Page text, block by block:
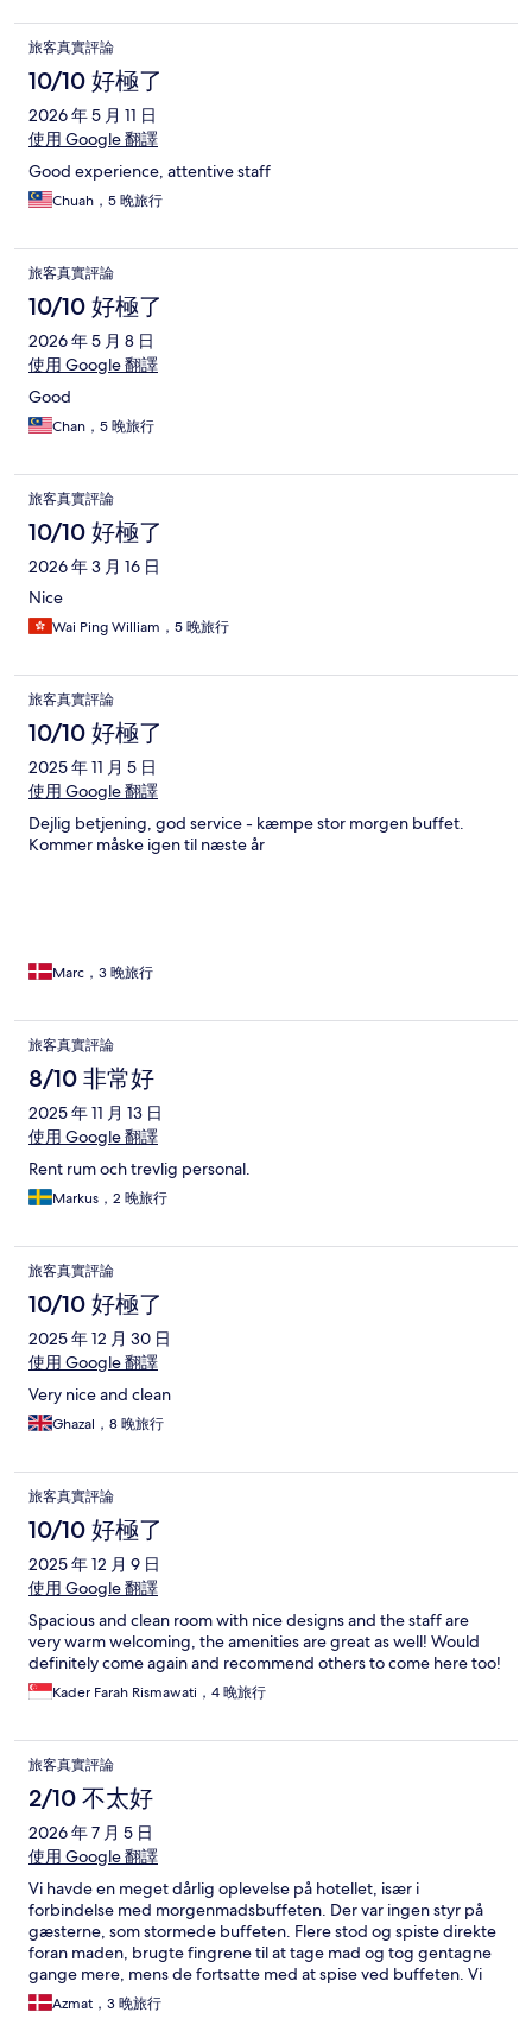
旅客真實評論
10/10 好極了
2026 年 5 月 11 日
使用 Google 翻譯
Good experience, attentive staff
Chuah，5 晚旅行
旅客真實評論
10/10 好極了
2026 年 5 月 8 日
使用 Google 翻譯
Good
Chan，5 晚旅行
旅客真實評論
10/10 好極了
2026 年 3 月 16 日
Nice
Wai Ping William，5 晚旅行
旅客真實評論
10/10 好極了
2025 年 11 月 5 日
使用 Google 翻譯
Dejlig betjening, god service - kæmpe stor morgen buffet.
Kommer måske igen til næste år
Marc，3 晚旅行
旅客真實評論
8/10 非常好
2025 年 11 月 13 日
使用 Google 翻譯
Rent rum och trevlig personal.
Markus，2 晚旅行
旅客真實評論
10/10 好極了
2025 年 12 月 30 日
使用 Google 翻譯
Very nice and clean
Ghazal，8 晚旅行
旅客真實評論
10/10 好極了
2025 年 12 月 9 日
使用 Google 翻譯
Spacious and clean room with nice designs and the staff are
very warm welcoming, the amenities are great as well! Would
definitely come again and recommend others to come here too!
Kader Farah Rismawati，4 晚旅行
旅客真實評論
2/10 不太好
2026 年 7 月 5 日
使用 Google 翻譯
Vi havde en meget dårlig oplevelse på hotellet, især i
forbindelse med morgenmadsbuffeten. Der var ingen styr på
gæsterne, som stormede buffeten. Flere stod og spiste direkte
foran maden, brugte fingrene til at tage mad og tog gentagne
gange mere, mens de fortsatte med at spise ved buffeten. Vi
oplevede også, at nogle gæster smagte på maden, før de tog
mere. Det virkede meget uhygiejnisk og uacceptabelt.
Azmat，3 晚旅行